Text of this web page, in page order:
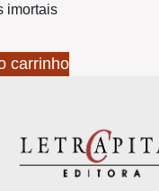
imortais
carrinho